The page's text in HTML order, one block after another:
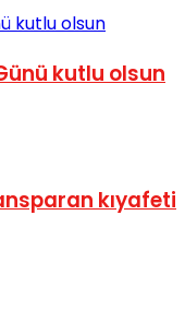
kutlu olsun
kıyafeti